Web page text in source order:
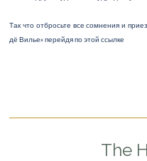
Так что отбросьте все сомнения и
дё Вилье» перейдя по этой ссылке
The